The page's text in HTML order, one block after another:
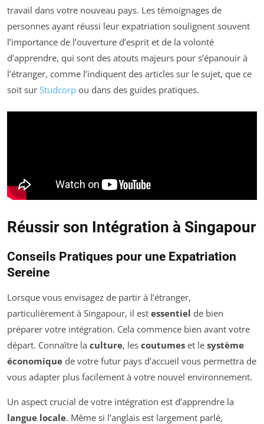
travail dans votre nouveau pays. Les témoignages de
personnes ayant réussi leur expatriation soulignent souvent
l’importance de l’ouverture d’esprit et de la volonté
d’apprendre, qui sont des atouts majeurs pour s’épanouir à
l’étranger, comme l’indiquent des articles sur le sujet, que ce
soit sur Studcorp ou dans des guides pratiques.
Réussir son Intégration à Singapour
Conseils Pratiques pour une Expatriation
Sereine
Lorsque vous envisagez de partir à l’étranger,
particulièrement à Singapour, il est essentiel de bien
préparer votre intégration. Cela commence bien avant votre
départ. Connaître la culture, les coutumes et le système
économique de votre futur pays d’accueil vous permettra de
vous adapter plus facilement à votre nouvel environnement.
Un aspect crucial de votre intégration est d’apprendre la
langue locale. Même si l’anglais est largement parlé,